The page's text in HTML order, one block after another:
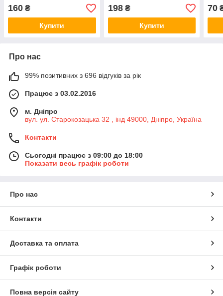
160 ₴
Купити
198₴
Купити
70
Про нас
99% позитивних з 696 відгуків за рік
Працює з 03.02.2016
м. Дніпро
вул. ул. Старокозацька 32 , інд 49000, Дніпро, Україна
Контакти
Сьогодні працює з 09:00 до 18:00
Показати весь графік роботи
Про нас
Контакти
Доставка та оплата
Графік роботи
Повна версія сайту